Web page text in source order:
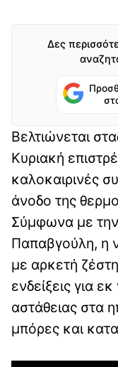
Δες
Βελτιώνεται
Κυριακή
καλοκαιρινές
άνοδο της
Σύμφωνα με
Παπαβγούλη, η
με αρκετή
ενδείξεις για
αστάθειας στα
μπόρες και